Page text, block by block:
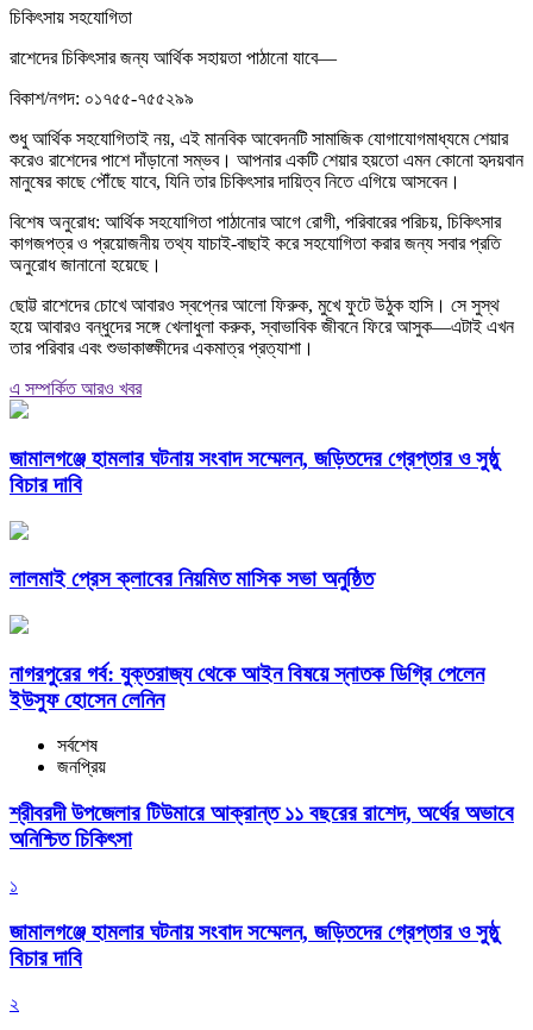
চিকিৎসায় সহযোগিতা
রাশেদের চিকিৎসার জন্য আর্থিক সহায়তা পাঠানো যাবে—
বিকাশ/নগদ: ০১৭৫৫-৭৫৫২৯৯
শুধু আর্থিক সহযোগিতাই নয়, এই মানবিক আবেদনটি সামাজিক যোগাযোগমাধ্যমে শেয়ার
করেও রাশেদের পাশে দাঁড়ানো সম্ভব। আপনার একটি শেয়ার হয়তো এমন কোনো হৃদয়বান
মানুষের কাছে পৌঁছে যাবে, যিনি তার চিকিৎসার দায়িত্ব নিতে এগিয়ে আসবেন।
বিশেষ অনুরোধ: আর্থিক সহযোগিতা পাঠানোর আগে রোগী, পরিবারের পরিচয়, চিকিৎসার
কাগজপত্র ও প্রয়োজনীয় তথ্য যাচাই-বাছাই করে সহযোগিতা করার জন্য সবার প্রতি
অনুরোধ জানানো হয়েছে।
ছোট্ট রাশেদের চোখে আবারও স্বপ্নের আলো ফিরুক, মুখে ফুটে উঠুক হাসি। সে সুস্থ
হয়ে আবারও বন্ধুদের সঙ্গে খেলাধুলা করুক, স্বাভাবিক জীবনে ফিরে আসুক—এটাই এখন
তার পরিবার এবং শুভাকাঙ্ক্ষীদের একমাত্র প্রত্যাশা।
এ সম্পর্কিত আরও খবর
জামালগঞ্জে হামলার ঘটনায় সংবাদ সম্মেলন, জড়িতদের গ্রেপ্তার ও সুষ্ঠু
বিচার দাবি
লালমাই প্রেস ক্লাবের নিয়মিত মাসিক সভা অনুষ্ঠিত
নাগরপুরের গর্ব: যুক্তরাজ্য থেকে আইন বিষয়ে স্নাতক ডিগ্রি পেলেন
ইউসুফ হোসেন লেনিন
সর্বশেষ
জনপ্রিয়
শ্রীবরদী উপজেলার টিউমারে আক্রান্ত ১১ বছরের রাশেদ, অর্থের অভাবে
অনিশ্চিত চিকিৎসা
১
জামালগঞ্জে হামলার ঘটনায় সংবাদ সম্মেলন, জড়িতদের গ্রেপ্তার ও সুষ্ঠু
বিচার দাবি
২